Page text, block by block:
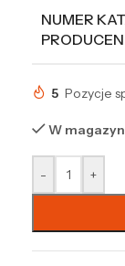
NUMER
5 Pozycje
W
- +